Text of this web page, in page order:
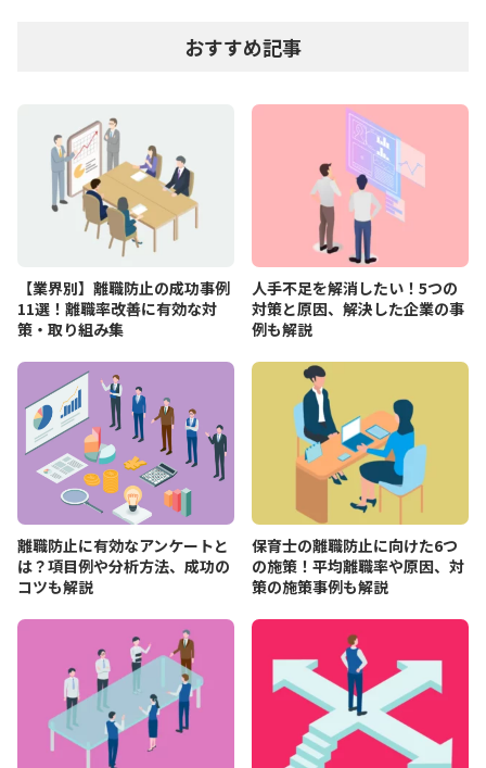
おすすめ記事
【業界別】離職防止の成功事例
11選！離職率改善に有効な対
策・取り組み集
人手不足を解消したい！5つの
対策と原因、解決した企業の事
例も解説
離職防止に有効なアンケートと
は？項目例や分析方法、成功の
コツも解説
保育士の離職防止に向けた6つ
の施策！平均離職率や原因、対
策の施策事例も解説